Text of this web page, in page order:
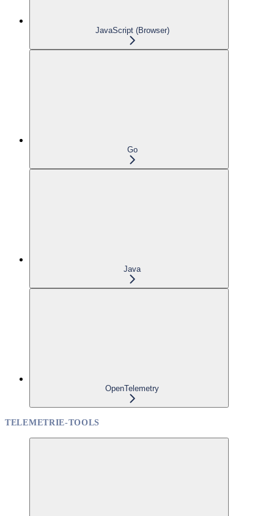
JavaScript (Browser)
Go
Java
OpenTelemetry
TELEMETRIE-TOOLS